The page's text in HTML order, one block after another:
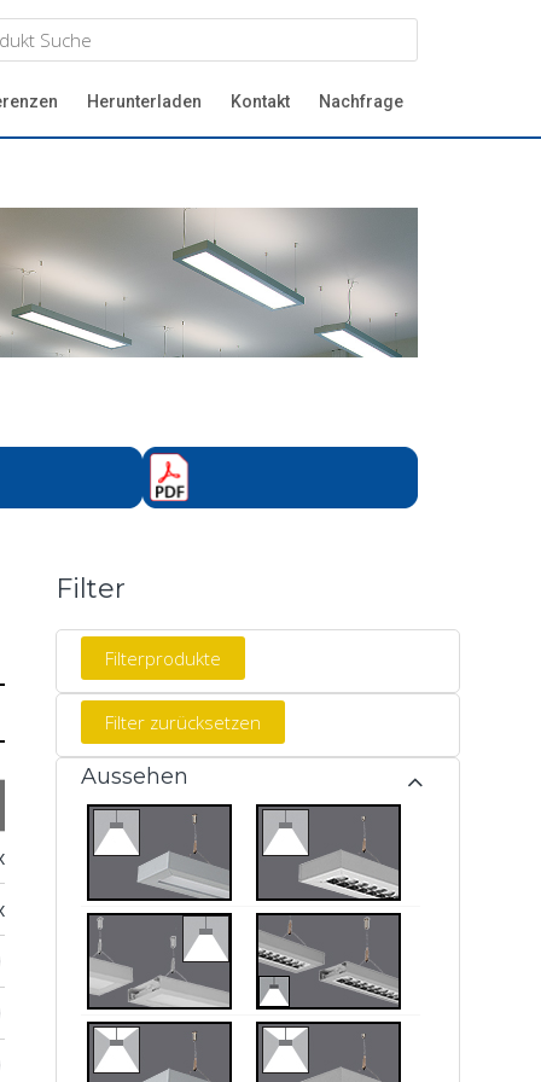
Herunterladen Kontakt Nachfrage
Leistung Lichtstrom
585 x 67 mm 12 W * 1376 lm
585 x 67 mm 12 W * 1624 lm
x 635 x 54 mm 19 W * 1755 lm
x 635 x 54 mm 19 W * 1520 lm
x 635 x 54 mm 19 W * 1845 lm
Filter
Aussehen